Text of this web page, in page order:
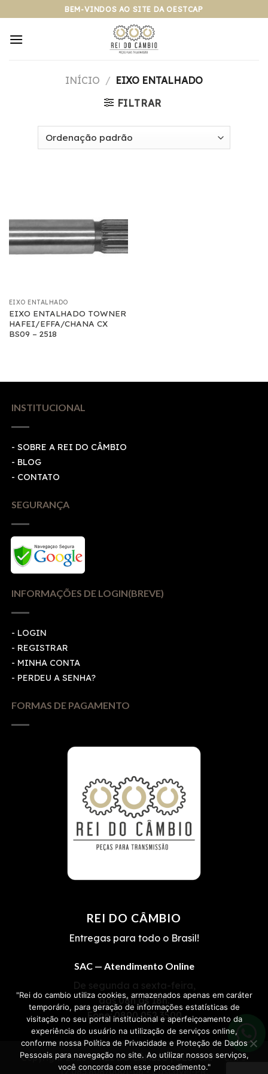
para
BEM-VINDOS AO SITE DA OESTCAP
INÍCIO / EIXO ENTALHADO
FILTRAR
EIXO ENTALHADO
EIXO ENTALHADO TOWNER
HAFEI/EFFA/CHANA CX
BS09 – 2518
INSTITUCIONAL
- SOBRE A REI DO CÂMBIO
- BLOG
- CONTATO
SEGURANÇA
INFORMAÇÕES DE LOGIN(BREVE)
- LOGIN
- REGISTRAR
- MINHA CONTA
- PERDEU A SENHA?
FORMAS DE PAGAMENTO
REI DO CÂMBIO
Entregas para todo o Brasil!
SAC — Atendimento Online
De segunda a sexta-feira,
das 08h às 18h.
Fone:0800 052 3500
Copyright 2026 ©REI DO CÂMBIO | OESTCAP• CNPJ
12.085.808/0001-06 • Cascavel-PR.
"Rei do cambio utiliza cookies, armazenados apenas em caráter
temporário, para geração de informações estatísticas de
visitação no seu portal institucional e aperfeiçoamento da
experiência do usuário na utilização de serviços online,
conforme nossa Política de Privacidade e Proteção de Dados
Pessoais para navegação no site. Ao utilizar nossos serviços,
você concorda com esse procedimento."